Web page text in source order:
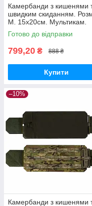
Камербанди з кишенями
швидким скиданням.
M. 15х20см. Мультикам.
Комплект з 2 шт.
Готово до відправки
799,20 ₴ 888 ₴
Купити
–10%
Камербанди з кишенями